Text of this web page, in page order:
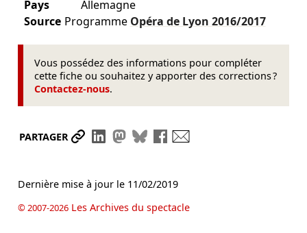
Pays
Allemagne
Source Programme Opéra de Lyon 2016/2017
Vous possédez des informations pour compléter
cette fiche ou souhaitez y apporter des corrections ?
Contactez-nous.
PARTAGER Partager le lien
Partager sur LinkedIn
Partager sur Mastodon
Partager sur Bluesky
Partager sur Facebook
Dernière mise à jour le 11/02/2019
© 2007-2026Les Archives du spectacle